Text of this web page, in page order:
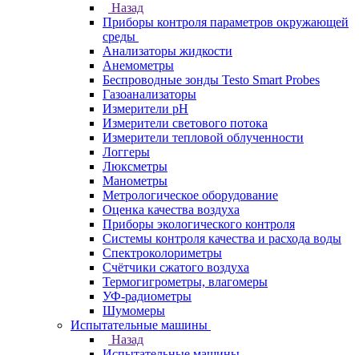
Назад
Приборы контроля параметров окружающей
среды
Анализаторы жидкости
Анемометры
Беспроводные зонды Testo Smart Probes
Газоанализаторы
Измерители pH
Измерители светового потока
Измерители тепловой облученности
Логгеры
Люксметры
Манометры
Метрологическое оборудование
Оценка качества воздуха
Приборы экологического контроля
Системы контроля качества и расхода воды
Спектроколориметры
Счётчики сжатого воздуха
Термогигрометры, влагомеры
УФ-радиометры
Шумомеры
Испытательные машины
Назад